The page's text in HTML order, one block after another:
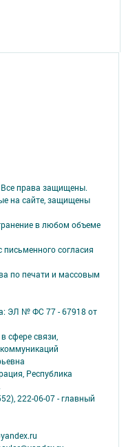
права защищены.
на сайте, защищены
в любом объеме
согласия
по печати и массовым
ЭЛ № ФС 77 - 67918 от
сфере связи,
Республика
222-06-07 - главный